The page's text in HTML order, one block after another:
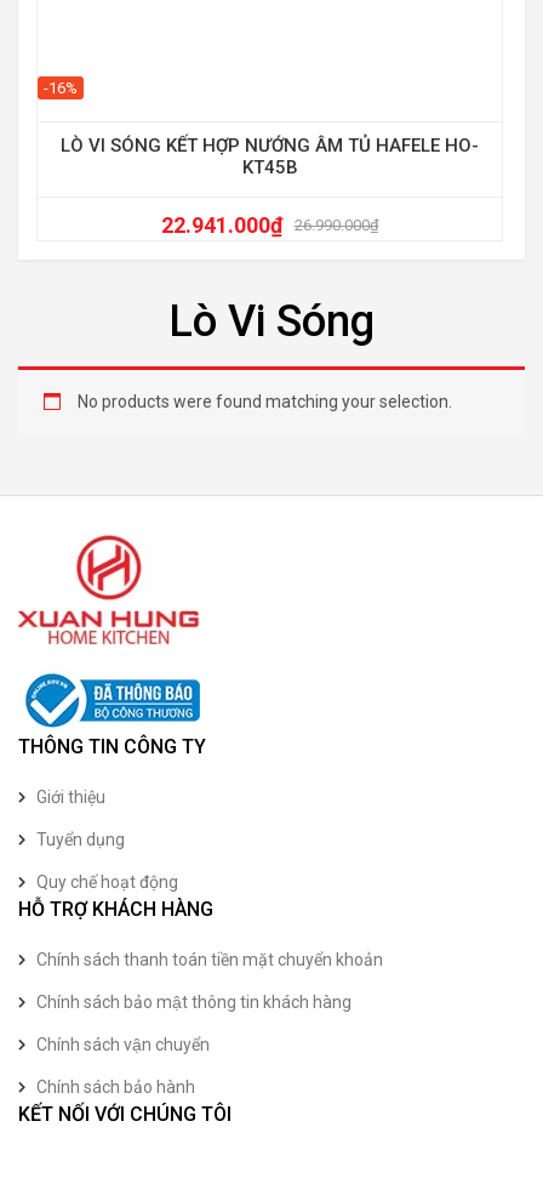
-16%
LÒ VI SÓNG KẾT HỢP NƯỚNG ÂM TỦ HAFELE HO-
KT45B
26.990.000₫
22.941.000₫
Lò Vi Sóng
No products were found matching your selection.
THÔNG TIN CÔNG TY
Giới thiệu
Tuyển dụng
Quy chế hoạt động
HỖ TRỢ KHÁCH HÀNG
Chính sách thanh toán tiền mặt chuyển khoản
Chính sách bảo mật thông tin khách hàng
Chính sách vận chuyển
Chính sách bảo hành
KẾT NỐI VỚI CHÚNG TÔI